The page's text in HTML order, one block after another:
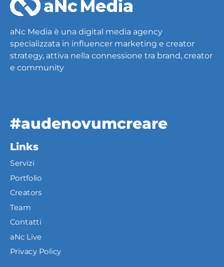
aNc Media è una digital media agency
specializzata in influencer marketing e creator
strategy, attiva nella connessione tra brand, creator
e community
#audenovumcreare
Links
Servizi
Portfolio
Creators
Team
Contatti
aNc Live
Privacy Policy